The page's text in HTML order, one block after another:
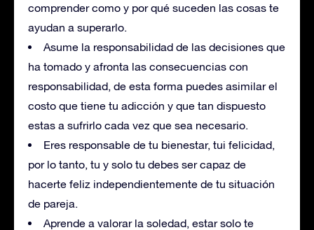
comprender como y por qué suceden las cosas te
ayudan a superarlo.
Asume la responsabilidad de las decisiones que
ha tomado y afronta las consecuencias con
responsabilidad, de esta forma puedes asimilar el
costo que tiene tu adicción y que tan dispuesto
estas a sufrirlo cada vez que sea necesario.
Eres responsable de tu bienestar, tui felicidad,
por lo tanto, tu y solo tu debes ser capaz de
hacerte feliz independientemente de tu situación
de pareja.
Aprende a valorar la soledad, estar solo te